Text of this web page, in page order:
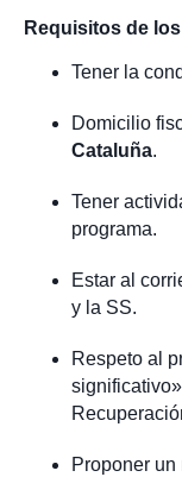
Requisitos de
Tener la
Domicilio
Cataluña.
Tener
programa.
Estar al
y la SS.
Respeto al
Proponer